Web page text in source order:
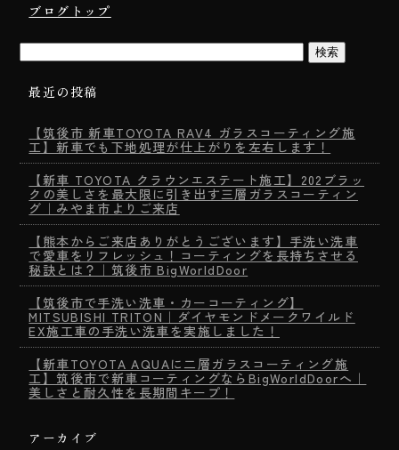
ブログトップ
最近の投稿
【筑後市 新車TOYOTA RAV4 ガラスコーティング施
工】新車でも下地処理が仕上がりを左右します！
【新車 TOYOTA クラウンエステート施工】202ブラッ
クの美しさを最大限に引き出す三層ガラスコーティン
グ｜みやま市よりご来店
【熊本からご来店ありがとうございます】手洗い洗車
で愛車をリフレッシュ！コーティングを長持ちさせる
秘訣とは？｜筑後市 BigWorldDoor
【筑後市で手洗い洗車・カーコーティング】
MITSUBISHI TRITON｜ダイヤモンドメークワイルド
EX施工車の手洗い洗車を実施しました！
【新車TOYOTA AQUAに二層ガラスコーティング施
工】筑後市で新車コーティングならBigWorldDoorへ｜
美しさと耐久性を長期間キープ！
アーカイブ